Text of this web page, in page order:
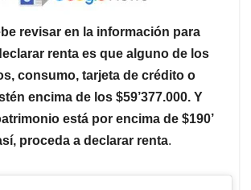
revisar en la información para
renta es que alguno de los
consumo, tarjeta de crédito o
encima de los $59’377.000. Y
está por encima de $190’
proceda a declarar renta.